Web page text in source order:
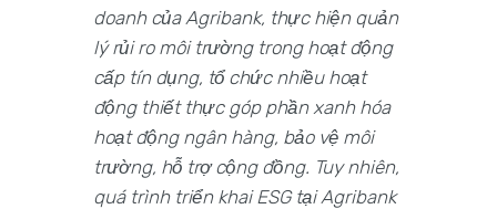
doanh của Agribank, thực hiện quản
lý rủi ro môi trường trong hoạt động
cấp tín dụng, tổ chức nhiều hoạt
động thiết thực góp phần xanh hóa
hoạt động ngân hàng, bảo vệ môi
trường, hỗ trợ cộng đồng. Tuy nhiên,
quá trình triển khai ESG tại Agribank